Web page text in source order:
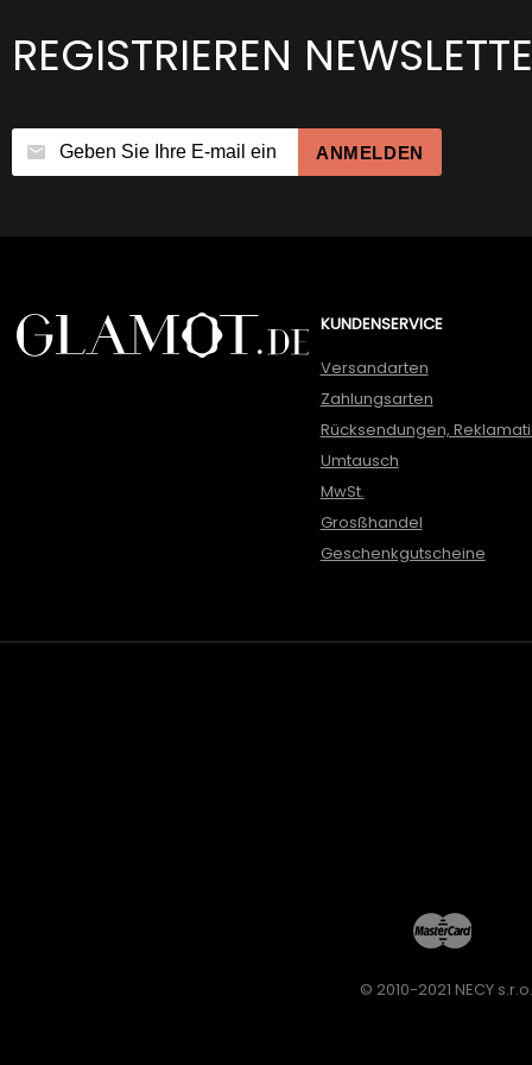
REGISTRIEREN
ANMELDEN
KUNDENSERVICE
Versandarten
Zahlungsarten
Rücksendungen,
Umtausch
MwSt.
Grosßhandel
Geschenkgutscheine
© 2010-2021 NECY